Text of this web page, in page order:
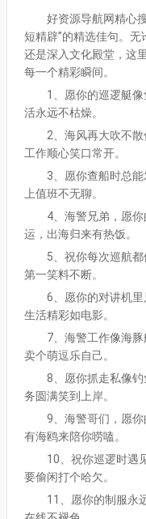
好资源导航网精心
短精辟”的精选佳句。无
还是深入文化殿堂，这
每一个精彩瞬间。
1、愿你的巡逻艇
活永远不枯燥。
2、海风再大吹不
工作顺心笑口常开。
3、愿你查船时总
上值班不无聊。
4、海警兄弟，愿
运，出海归来有热饭。
5、祝你每次巡航
第一笑料不断。
6、愿你的对讲机
生活精彩如电影。
7、海警工作像海
卖个萌逗乐自己。
8、愿你抓走私像
务圆满笑到上岸。
9、海警哥们，愿
有海鸥来陪你唠嗑。
10、祝你巡逻时遇
要偷闲打个哈欠。
11、愿你的制服永